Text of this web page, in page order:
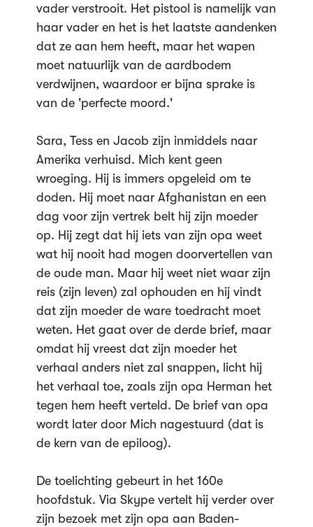
vader verstrooit. Het pistool is namelijk van
haar vader en het is het laatste aandenken
dat ze aan hem heeft, maar het wapen
moet natuurlijk van de aardbodem
verdwijnen, waardoor er bijna sprake is
van de 'perfecte moord.'
Sara, Tess en Jacob zijn inmiddels naar
Amerika verhuisd. Mich kent geen
wroeging. Hij is immers opgeleid om te
doden. Hij moet naar Afghanistan en een
dag voor zijn vertrek belt hij zijn moeder
op. Hij zegt dat hij iets van zijn opa weet
wat hij nooit had mogen doorvertellen van
de oude man. Maar hij weet niet waar zijn
reis (zijn leven) zal ophouden en hij vindt
dat zijn moeder de ware toedracht moet
weten. Het gaat over de derde brief, maar
omdat hij vreest dat zijn moeder het
verhaal anders niet zal snappen, licht hij
het verhaal toe, zoals zijn opa Herman het
tegen hem heeft verteld. De brief van opa
wordt later door Mich nagestuurd (dat is
de kern van de epiloog).
De toelichting gebeurt in het 160e
hoofdstuk. Via Skype vertelt hij verder over
zijn bezoek met zijn opa aan Baden-